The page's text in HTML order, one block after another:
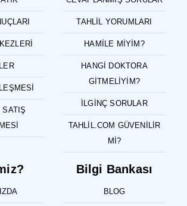
SATIŞ
TAHLIL YORUMLARI
HAMILE MIYIM?
HANGI DOKTORA
GITMELIYIM?
İLGINÇ SORULAR
TAHLIL.COM GÜVENILIR
MI?
Bilgi Bankası
BLOG